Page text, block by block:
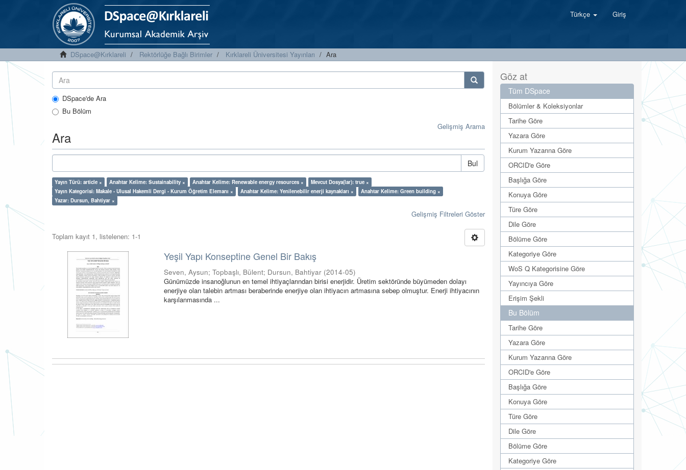
Türkçe Giriş
DSpace@Kırklareli Rektörlüğe Bağlı Birimler Kırklareli Üniversitesi Yayınları Ara
DSpace'de Ara
Bu Bölüm
Gelişmiş Arama
Ara
Bul
Yayın Türü: article × Anahtar Kelime: Sustainability × Anahtar Kelime: Renewable energy resources ×
Mevcut Dosya(lar): true ×
Yayın Kategorisi: Makale - Ulusal Hakemli Dergi - Kurum Öğretim Elemanı ×
Anahtar Kelime: Yenilenebilir enerji kaynakları ×
Anahtar Kelime: Green building ×
Yazar: Dursun, Bahtiyar ×
Gelişmiş Filtreleri Göster
Toplam kayıt 1, listelenen: 1-1
Yeşil Yapı Konseptine Genel Bir Bakış
Seven, Aysun;Topbaşlı, Bülent; Dursun, Bahtiyar (2014-05)
Günümüzde insanoğlunun en temel ihtiyaçlarından birisi enerjidir. Üretim sektöründe büyümeden dolayı
enerjiye olan talebin artması beraberinde enerjiye olan ihtiyacın artmasına sebep olmuştur. Enerji ihtiyacının
karşılanmasında ...
Göz at
Tüm DSpace
Bölümler & Koleksiyonlar
Tarihe Göre
Yazara Göre
Kurum Yazarına Göre
ORCID'e Göre
Başlığa Göre
Konuya Göre
Türe Göre
Dile Göre
Bölüme Göre
Kategoriye Göre
WoS Q Kategorisine Göre
Yayıncıya Göre
Erişim Şekli
Bu Bölüm
Tarihe Göre
Yazara Göre
Kurum Yazarına Göre
ORCID'e Göre
Başlığa Göre
Konuya Göre
Türe Göre
Dile Göre
Bölüme Göre
Kategoriye Göre